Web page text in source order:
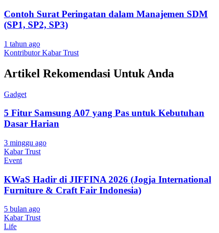
Contoh Surat Peringatan dalam Manajemen SDM
(SP1, SP2, SP3)
1 tahun ago
Kontributor Kabar Trust
Artikel Rekomendasi Untuk Anda
Gadget
5 Fitur Samsung A07 yang Pas untuk Kebutuhan
Dasar Harian
3 minggu ago
Kabar Trust
Event
KWaS Hadir di JIFFINA 2026 (Jogja International
Furniture & Craft Fair Indonesia)
5 bulan ago
Kabar Trust
Life